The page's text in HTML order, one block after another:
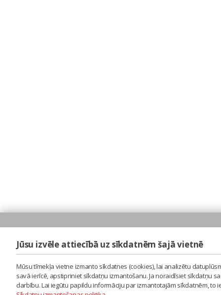
Jūsu izvēle attiecībā uz sīkdatnēm šajā vietnē
Mūsu tīmekļa vietne izmanto sīkdatnes (cookies), lai analizētu
savā ierīcē, apstipriniet sīkdatņu izmantošanu. Ja noraidīsiet sīkdatņu
darbību. Lai iegūtu papildu informāciju par izmantotajām sīkdatnēm,